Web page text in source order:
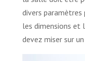
divers paramètres
les dimensions et
devez miser sur un